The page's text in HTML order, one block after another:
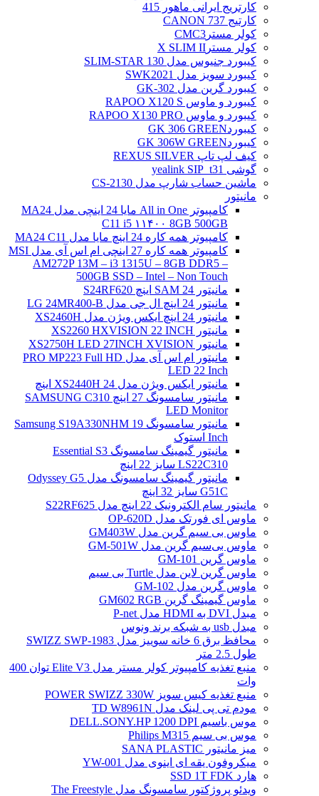
کارتریج ایرانی ماهور 415
کارتیج 737 CANON
کولر مسترCMC3
کولر مسترX SLIM II
کیبورد جنیوس مدل SLIM-STAR 130
کیبورد سویز مدل SWK2021
کیبورد گرین مدل GK-302
کیبورد و ماوس RAPOO X120 S
کیبورد و ماوس RAPOO X130 PRO
کیبوردGK 306 GREEN
کیبوردGK 306W GREEN
کیف لپ تاپ REXUS SILVER
گوشی yealink SIP_t31
ماشین حساب شارپ مدل CS-2130
مانیتور
کامپیوتر All in One مایا 24 اینچی مدل MA24
C11 i5 ۱۱۴۰۰ 8GB 500GB
کامپیوتر همه کاره 24 اینچ مایا مدل MA24 C11
کامپیوتر همه کاره 27 اینچی ام اس آی مدل MSI
AM272P 13M – i3 1315U – 8GB DDR5 –
500GB SSD – Intel – Non Touch
مانیتور 24 SAM اینچ S24RF620
مانیتور 24 اینچ ال جی مدل LG 24MR400-B
مانیتور 24 اینچ ایکس ویژن مدل XS2460H
مانیتور XS2260 HXVISION 22 INCH
مانیتور XS2750H LED 27INCH XVISION
مانیتور ام اس آی مدل PRO MP223 Full HD
LED 22 Inch
مانیتور ایکس ویژن مدل XS2440H 24 اینچ
مانیتور سامسونگ 27 اینچ SAMSUNG C310
LED Monitor
مانیتور سامسونگ Samsung S19A330NHM 19
Inch استوک
مانیتور گیمینگ سامسونگ Essential S3
LS22C310 سایز 22 اینچ
مانیتور گیمینگ سامسونگ مدل Odyssey G5
G51C سایز 32 اینچ
مانیتور سام الکترونیک 22 اینچ مدل S22RF625
ماوس ای فورتک مدل OP-620D
ماوس بی سیم گرین مدل GM403W
ماوس بی‌سیم گرین مدل GM-501W
ماوس گرین GM-101
ماوس گرین لاین مدل Turtle بی سیم
ماوس گرین مدل GM-102
ماوس گیمینگ گرین GM602 RGB
مبدل DVI به HDMI مدل P-net
مبدل usb به شبکه برند ونوس
محافظ برق 6 خانه سوییز مدل SWIZZ SWP-1983
طول 2.5 متر
منبع تغذیه کامپیوتر کولر مستر مدل Elite V3 توان 400
وات
منبع تغذیه کیس سویز POWER SWIZZ 330W
مودم تی پی لینک مدل TD W8961N
موس باسیم DELL.SONY.HP 1200 DPI
موس بی سیم Philips M315
میز مانیتور SANA PLASTIC
میکروفون یقه ای اینوی مدل YW-001
هارد SSD 1T FDK
ویدئو پروژکتور سامسونگ مدل The Freestyle